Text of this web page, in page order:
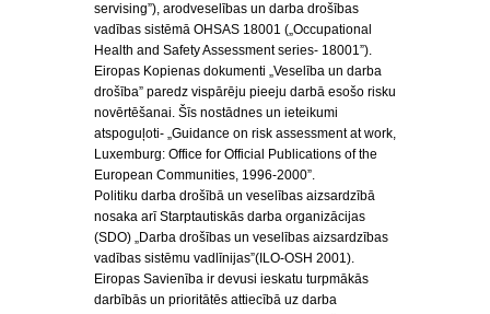
servising”), arodveselības un darba drošības
vadības sistēmā OHSAS 18001 („Occupational
Health and Safety Assessment series- 18001”).
Eiropas Kopienas dokumenti „Veselība un darba
drošība” paredz vispārēju pieeju darbā esošo risku
novērtēšanai. Šīs nostādnes un ieteikumi
atspoguļoti- „Guidance on risk assessment at work,
Luxemburg: Office for Official Publications of the
European Communities, 1996-2000”.
Politiku darba drošībā un veselības aizsardzībā
nosaka arī Starptautiskās darba organizācijas
(SDO) „Darba drošības un veselības aizsardzības
vadības sistēmu vadlīnijas”(ILO-OSH 2001).
Eiropas Savienība ir devusi ieskatu turpmākās
darbībās un prioritātēs attiecībā uz darba